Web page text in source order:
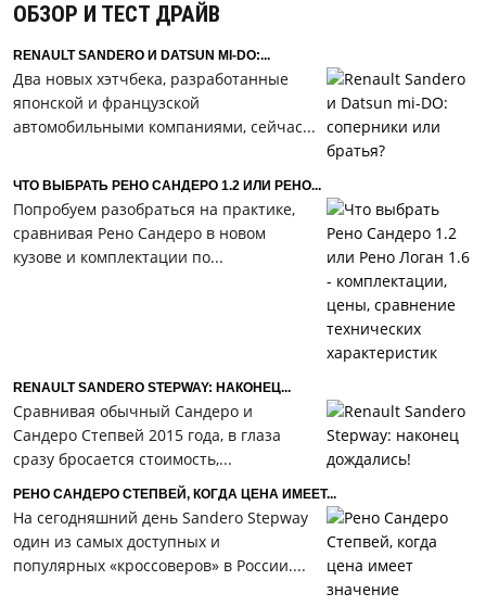
ОБЗОР И ТЕСТ ДРАЙВ
RENAULT SANDERO И DATSUN MI-DO:...
Два новых хэтчбека, разработанные
японской и французской
автомобильными компаниями, сейчас...
ЧТО ВЫБРАТЬ РЕНО САНДЕРО 1.2 ИЛИ РЕНО...
Попробуем разобраться на практике,
сравнивая Рено Сандеро в новом
кузове и комплектации по...
RENAULT SANDERO STEPWAY: НАКОНЕЦ...
Сравнивая обычный Сандеро и
Сандеро Степвей 2015 года, в глаза
сразу бросается стоимость,...
РЕНО САНДЕРО СТЕПВЕЙ, КОГДА ЦЕНА ИМЕЕТ...
На сегодняшний день Sandero Stepway
один из самых доступных и
популярных «кроссоверов» в России....